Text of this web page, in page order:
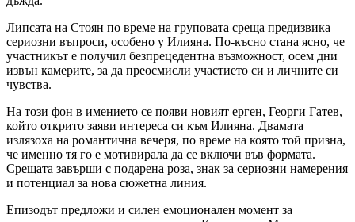
Липсата на Стоян по време на груповата среща предизвика
сериозни въпроси, особено у Илияна. По-късно стана ясно, че
участникът е получил безпрецедентна възможност, осем дни
извън камерите, за да преосмисли участието си и личните си
чувства.
На този фон в имението се появи новият ерген, Георги Гатев,
който открито заяви интереса си към Илияна. Двамата
излязоха на романтична вечеря, по време на която той призна,
че именно тя го е мотивирала да се включи във формата.
Срещата завърши с подарена роза, знак за сериозни намерения
и потенциал за нова сюжетна линия.
Епизодът предложи и силен емоционален момент за